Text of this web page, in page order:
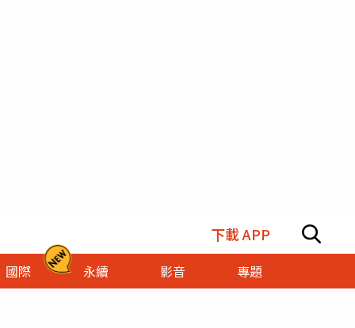
下載 APP
國際 永續 影音 專題